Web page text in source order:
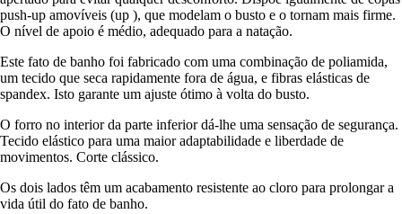
push-up amovíveis (up ), que modelam o busto e o tornam mais firme.
O nível de apoio é médio, adequado para a natação.
Este fato de banho foi fabricado com uma combinação de poliamida,
um tecido que seca rapidamente fora de água, e fibras elásticas de
spandex. Isto garante um ajuste ótimo à volta do busto.
O forro no interior da parte inferior dá-lhe uma sensação de segurança.
Tecido elástico para uma maior adaptabilidade e liberdade de
movimentos. Corte clássico.
Os dois lados têm um acabamento resistente ao cloro para prolongar a
vida útil do fato de banho.